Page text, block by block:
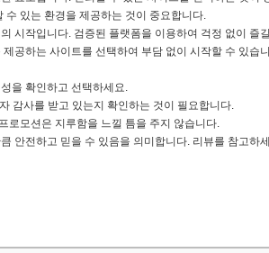
수 있는 환경을 제공하는 것이 중요합니다.
시작입니다. 검증된 플랫폼을 이용하여 걱정 없이 즐
공하는 사이트를 선택하여 부담 없이 시작할 수 있습
을 확인하고 선택하세요.
감사를 받고 있는지 확인하는 것이 필요합니다.
로모션은 지루함을 느낄 틈을 주지 않습니다.
안전하고 믿을 수 있음을 의미합니다. 리뷰를 참고하